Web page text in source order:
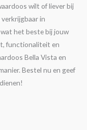
wilt of liever bij
in
het beste bij jouw
functionaliteit en
Bella Vista en
Bestel nu en geef